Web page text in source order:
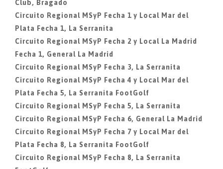
Club, Bragado
Circuito Regional MSyP Fecha 1 y Local Mar del
Plata Fecha 1, La Serranita
Circuito Regional MSyP Fecha 2 y Local La Madrid
Fecha 1, General La Madrid
Circuito Regional MSyP Fecha 3, La Serranita
Circuito Regional MSyP Fecha 4 y Local Mar del
Plata Fecha 5, La Serranita FootGolf
Circuito Regional MSyP Fecha 5, La Serranita
Circuito Regional MSyP Fecha 6, General La Madrid
Circuito Regional MSyP Fecha 7 y Local Mar del
Plata Fecha 8, La Serranita FootGolf
Circuito Regional MSyP Fecha 8, La Serranita